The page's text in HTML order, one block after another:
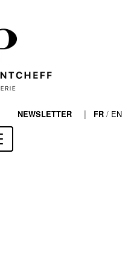
NEWSLETTER | FR / EN